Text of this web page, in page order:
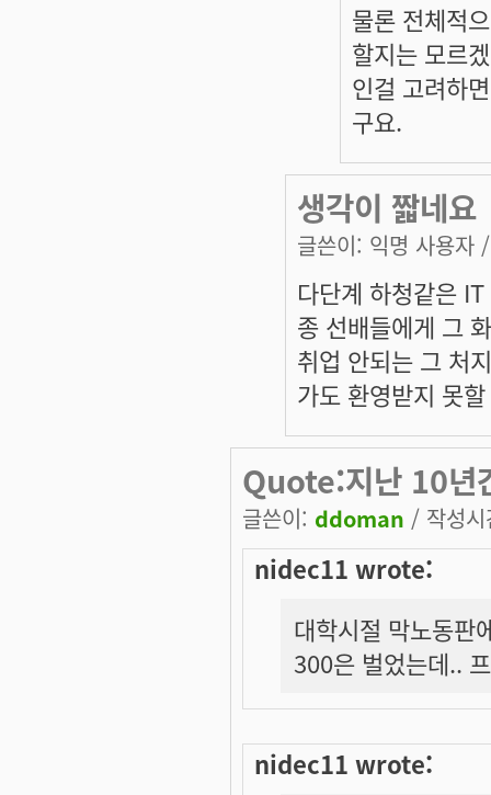
물론 전체적
할지는 모르
인걸 고려하
구요.
생각이 짧네요
글쓴이: 익명 사용자
다단계 하청같은
종 선배들에게 그
취업 안되는 그 처
가도 환영받지 못
Quote:지난 10년
글쓴이: ddoman / 작성
nidec11 wrote:
대학시절 막노동판
300은 벌었는데..
nidec11 wrote: